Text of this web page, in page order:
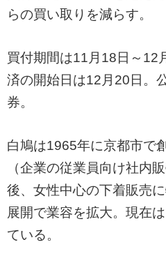
らの買い取りを減らす。
買付期間は11月18日～12
済の開始日は12月20日。
券。
白鳩は1965年に京都市で
（企業の従業員向け社内
後、女性中心の下着販売
展開で業容を拡大。現在
ている。